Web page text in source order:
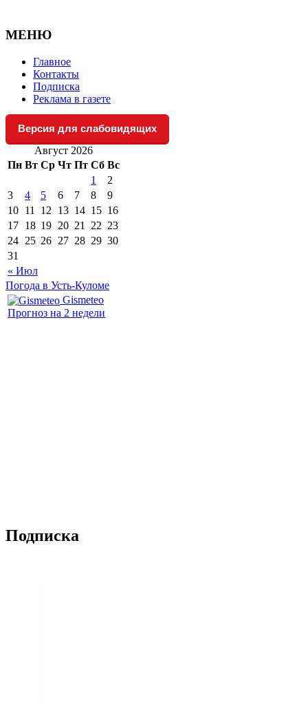
МЕНЮ
Главное
Контакты
Подписка
Реклама в газете
Версия для слабовидящих
Август 2026
Пн Вт Ср Чт Пт Сб Вс
« Июл
1
2
3
4 5 6 7 8
9
10 11 12 13 14 15 16
17 18 19 20 21 22 23
24 25 26 27 28 29 30
31
Погода в Усть-Куломе
Gismeteo
Прогноз на 2 недели
Подписка